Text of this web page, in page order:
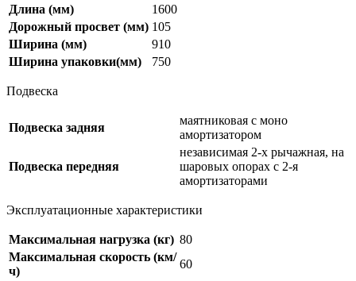
Длина (мм)
1600
Дорожный просвет (мм) 105
Ширина (мм)
910
Ширина упаковки(мм)
750
Подвеска
Подвеска задняя
маятниковая с моно
амортизатором
Подвеска передняя
независимая 2-х рычажная, на
шаровых опорах с 2-я
амортизаторами
Эксплуатационные характеристики
Максимальная нагрузка (кг) 80
Максимальная скорость (км/
ч)
60